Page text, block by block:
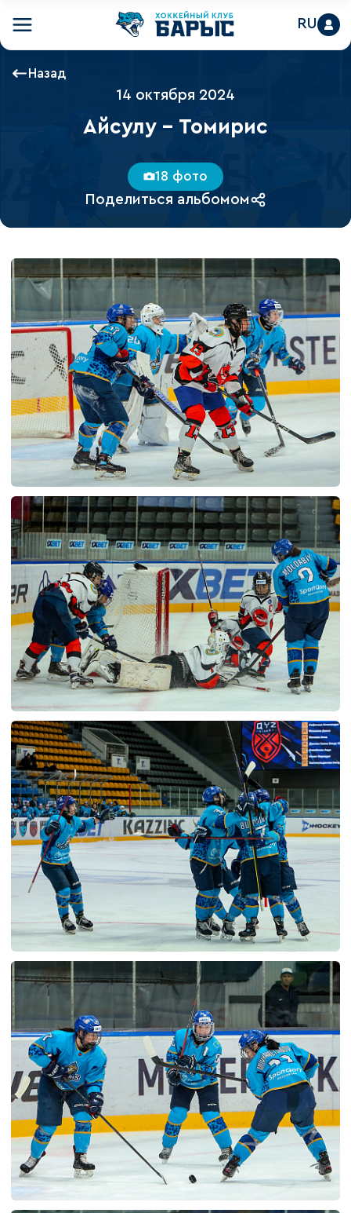
RU
Назад
14 октября 2024
Айсулу - Томирис
18 фото
Поделиться альбомом